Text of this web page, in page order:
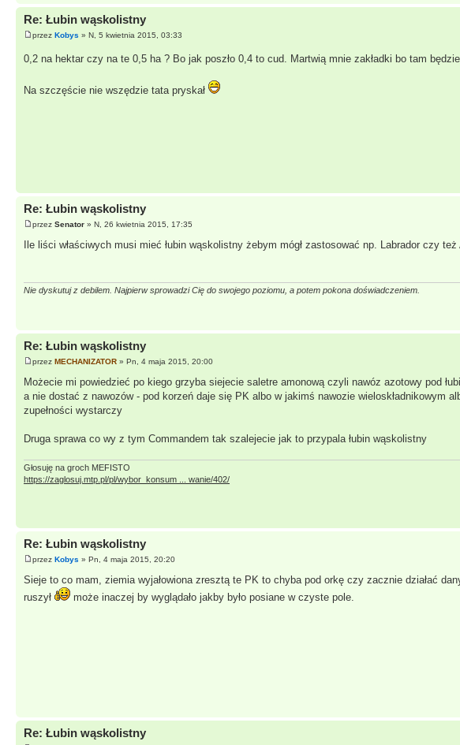
Re: Łubin wąskolistny
przez Kobys » N, 5 kwietnia 2015, 03:33
0,2 na hektar czy na te 0,5 ha ? Bo jak poszło 0,4 to cud. Martwią mnie zakładki bo tam
Na szczęście nie wszędzie tata pryskał
Re: Łubin wąskolistny
przez Senator » N, 26 kwietnia 2015, 17:35
Ile liści właściwych musi mieć łubin wąskolistny żebym mógł zastosować np. Labrador czy
Nie dyskutuj z debilem. Najpierw sprowadzi Cię do swojego poziomu, a potem pokona doświadczeniem.
Re: Łubin wąskolistny
przez MECHANIZATOR » Pn, 4 maja 2015, 20:00
Możecie mi powiedzieć po kiego grzyba siejecie saletre amonową czyli nawóz azotowy pod
a nie dostać z nawozów - pod korzeń daje się PK albo w jakimś nawozie wieloskładnikowym
zupełności wystarczy
Druga sprawa co wy z tym Commandem tak szalejecie jak to przypala łubin wąskolistny
Głosuję na groch MEFISTO
https://zaglosuj.mtp.pl/pl/wybor_konsum ... wanie/402/
Re: Łubin wąskolistny
przez Kobys » Pn, 4 maja 2015, 20:20
Sieje to co mam, ziemia wyjałowiona zresztą te PK to chyba pod orkę czy zacznie działać
ruszył
może inaczej by wyglądało jakby było posiane w czyste pole.
Re: Łubin wąskolistny